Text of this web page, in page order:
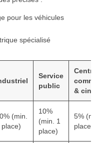
pour les véhicules
spécialisé
Service
public
Centre
&
(min.
place)
10%
(min. 1
place)
5%
place)